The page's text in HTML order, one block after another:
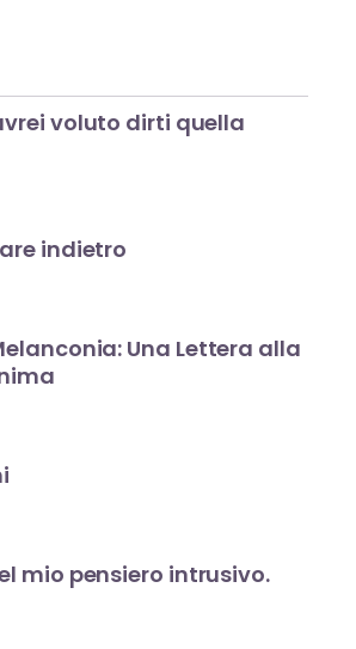
voluto dirti quella
indietro
Una Lettera alla
mio pensiero intrusivo.